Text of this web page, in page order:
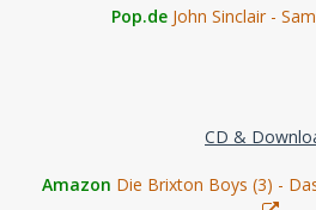
Pop.de John Sinclair -
CD &
Amazon Die Brixton Boys (3) -